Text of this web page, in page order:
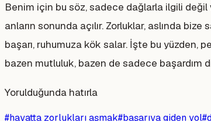
Benim için bu söz, sadece dağlarla ilgili
anların sonunda açılır. Zorluklar, aslında
başarı, ruhumuza kök salar. İşte bu yüzden,
bazen mutluluk, bazen de sadece başardım
Yorulduğunda hatırla
#hayatta zorlukları aşmak#başarıya giden yol#